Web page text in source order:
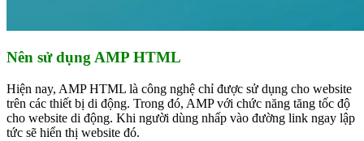
Nên sử dụng AMP HTML
Hiện nay, AMP HTML là công nghệ chỉ được sử dụng cho website
trên các thiết bị di động. Trong đó, AMP với chức năng tăng tốc độ
cho website di động. Khi người dùng nhấp vào đường link ngay lập
tức sẽ hiển thị website đó.